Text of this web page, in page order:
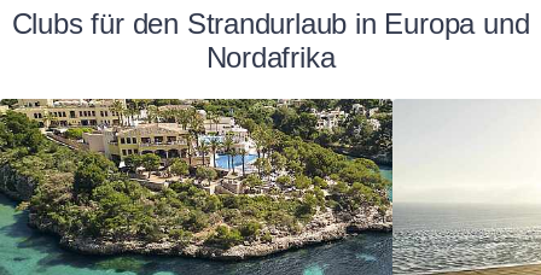
Clubs für den Strandurlaub in Europa und
Nordafrika